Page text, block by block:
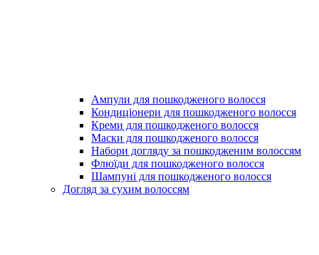
Ампули для пошкодженого волосся
Кондиціонери для пошкодженого волосся
Креми для пошкодженого волосся
Маски для пошкодженого волосся
Набори догляду за пошкодженим волоссям
Флюїди для пошкодженого волосся
Шампуні для пошкодженого волосся
Догляд за сухим волоссям